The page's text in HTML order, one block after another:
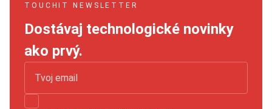
TOUCHIT NEWSLETTER
Dostávaj technologické novinky
ako prvý.